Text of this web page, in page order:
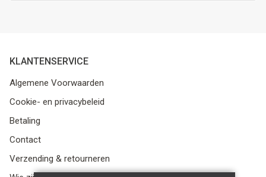
KLANTENSERVICE
Algemene Voorwaarden
Cookie- en privacybeleid
Betaling
Contact
Verzending & retourneren